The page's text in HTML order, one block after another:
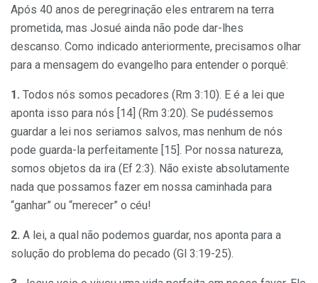
Após 40 anos de peregrinação eles entrarem na terra
prometida, mas Josué ainda não pode dar-lhes
descanso. Como indicado anteriormente, precisamos olhar
para a mensagem do evangelho para entender o porquê:
1. Todos nós somos pecadores (Rm 3:10). E é a lei que
aponta isso para nós [14] (Rm 3:20). Se pudéssemos
guardar a lei nos seriamos salvos, mas nenhum de nós
pode guarda-la perfeitamente [15]. Por nossa natureza,
somos objetos da ira (Ef 2:3). Não existe absolutamente
nada que possamos fazer em nossa caminhada para
“ganhar” ou “merecer” o céu!
2. A lei, a qual não podemos guardar, nos aponta para a
solução do problema do pecado (Gl 3:19-25).